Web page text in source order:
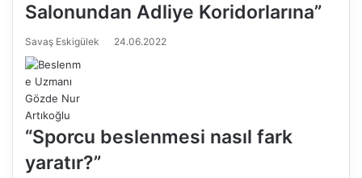
Salonundan Adliye Koridorlarına”
Savaş Eskigülek 24.06.2022
“Sporcu beslenmesi nasıl fark
yaratır?”